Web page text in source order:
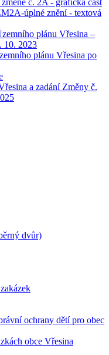
č. 2A - grafická část
úplné znění - textová
plánu Vřesina –
10. 2023
plánu Vřesina po
a zadání Změny č.
dvůr)
ochrany dětí pro obec
obce Vřesina